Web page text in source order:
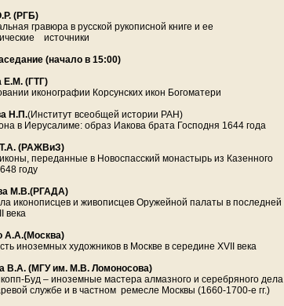
(РГБ)
гравюра в русской рукописной книге и ее
источники
(начало в 15:00)
Е.М. (ГТГ)
иконографии Корсунских икон Богоматери
Н.П.(Институт всеобщей истории РАН)
в Иерусалиме: образ Иакова брата Господня 1644 года
(РАЖВиЗ)
иконы, переданные в Новоспасский монастырь из Казенного
году
М.В.(РГАДА)
иконописцев и живописцев Оружейной палаты в последней
века
А.А.(Москва)
иноземных художников в Москве в середине ХVII века
В.А. (МГУ им. М.В. Ломоносова)
Буд – иноземные мастера алмазного и серебряного дела
службе и в частном ремесле Москвы (1660-1700-е гг.)